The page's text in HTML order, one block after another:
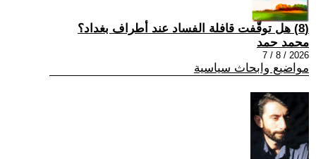
(8) هل توقّفت قافلة الفساد عند أطراف بغداد؟
محمد حمد
2026 / 8 / 7
مواضيع وابحاث سياسية